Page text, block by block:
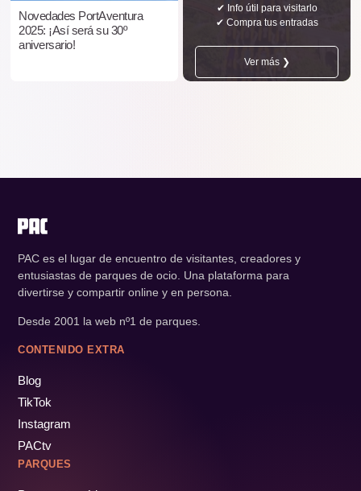
Novedades PortAventura
2025: ¡Así será su 30º
aniversario!
✔ Info útil para visitarlo
✔ Compra tus entradas
Ver más ❯
PAC es el lugar de encuentro de visitantes, creadores y
entusiastas de parques de ocio. Una plataforma para
divertirse y compartir online y en persona.
Desde 2001 la web nº1 de parques.
CONTENIDO EXTRA
Blog
TikTok
Instagram
PACtv
PARQUES